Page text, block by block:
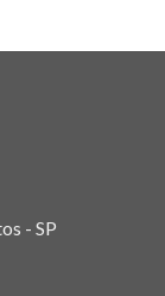
- SP